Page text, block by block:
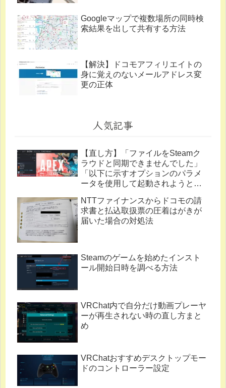
Googleマップで複数場所の同時検
索結果を出して共有する方法
【解決】ドコモアフィリエイトの
身に覚えのないメールアドレス変
更の正体
人気記事
【直し方】「ファイルをSteamク
ラウドと同期できませんでした」
「以下に示すオプションのパラメ
ータを使用して起動されようとし
NTTファイナンスからドコモの請
求書と払込取扱票の圧着はがきが
届いた場合の対処法
Steamのゲームを始めたインスト
ール開始日時を調べる方法
VRChat内で自分だけ動画プレーヤ
ーが再生されない時の直し方まと
め
VRChatおすすめデスクトップモー
ドのコントローラー設定